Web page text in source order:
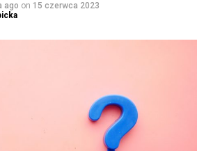
ago on 15 czerwca 2023